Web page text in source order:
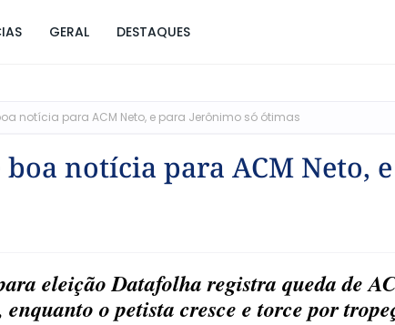
GERAL DESTAQUES
notícia para ACM Neto, e para Jerônimo só ótimas
notícia para ACM Neto,
eleição Datafolha registra queda de
o petista cresce e torce por